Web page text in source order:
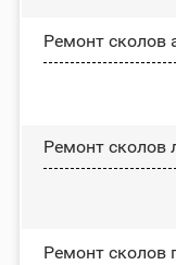
Ремонт сколов
Ремонт сколов
Ремонт сколов